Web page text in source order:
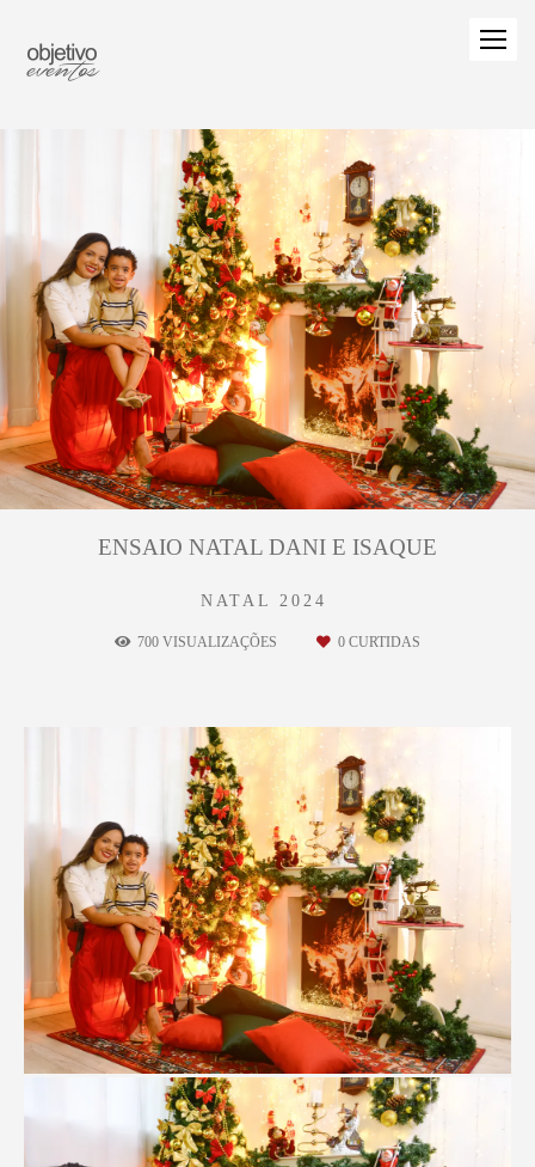
NATAL 2024
ENSAIO NATAL DANI E ISAQUE
700 VISUALIZAÇÕES 0 CURTIDAS